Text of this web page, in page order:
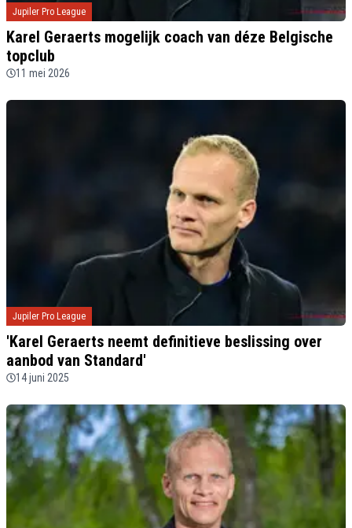
Jupiler Pro League
Karel Geraerts mogelijk coach van déze Belgische
topclub
11 mei 2026
Jupiler Pro League
'Karel Geraerts neemt definitieve beslissing over
aanbod van Standard'
14 juni 2025